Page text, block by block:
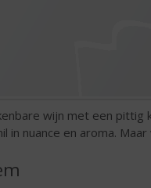
wijn met een
in nuance en aroma.